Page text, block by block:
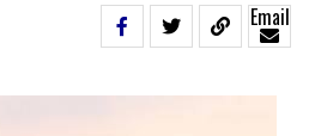
Email